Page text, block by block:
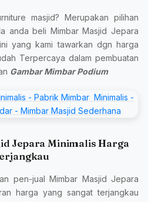
masjid? Merupakan pilihan
anda beli Mimbar Masjid Jepara
yang kami tawarkan dgn harga
Terpercaya dalam pembuatan
Gambar Mimbar Podium
Jepara Minimalis Harga
pen-jual Mimbar Masjid Jepara
harga yang sangat terjangkau